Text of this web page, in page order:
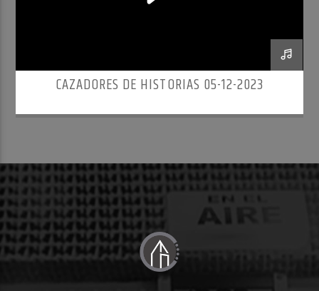
CAZADORES DE HISTORIAS 05-12-2023